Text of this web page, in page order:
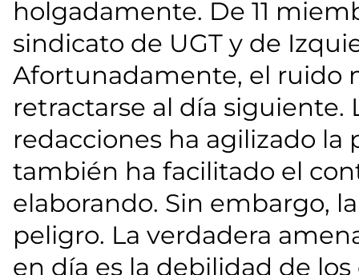
holgadamente. De 11
sindicato de UGT y de
Afortunadamente, el ruido
retractarse al día siguiente.
redacciones ha agilizado
también ha facilitado el
elaborando. Sin embargo,
peligro. La verdadera
en día es la debilidad de